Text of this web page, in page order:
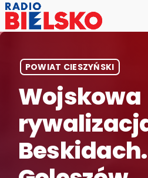
POWIAT CIESZYŃSKI
Wojskowa